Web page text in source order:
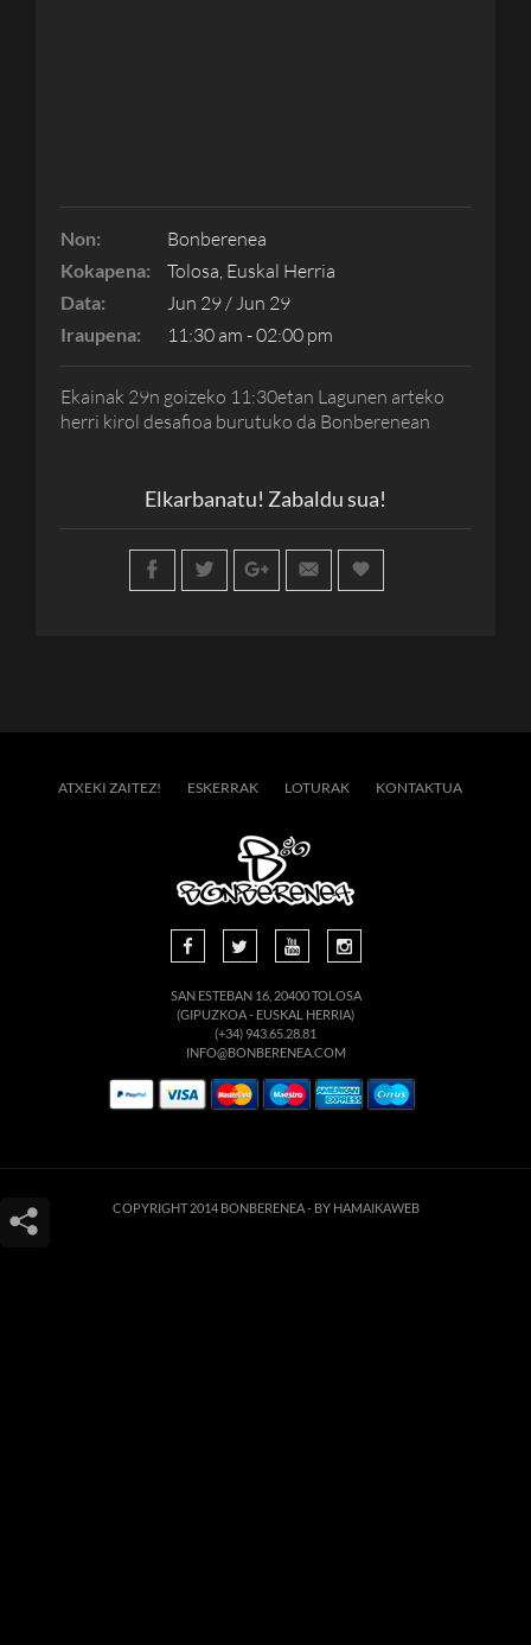
Non: Bonberenea
Kokapena: Tolosa, Euskal Herria
Data: Jun 29 / Jun 29
Iraupena: 11:30 am - 02:00 pm
Ekainak 29n goizeko 11:30etan Lagunen arteko
herri kirol desafioa burutuko da Bonberenean
Elkarbanatu! Zabaldu sua!
ATXEKI ZAITEZ! ESKERRAK LOTURAK KONTAKTUA
SAN ESTEBAN 16, 20400 TOLOSA
(GIPUZKOA - EUSKAL HERRIA)
(+34) 943.65.28.81
INFO@BONBERENEA.COM
COPYRIGHT 2014 BONBERENEA - BY HAMAIKAWEB